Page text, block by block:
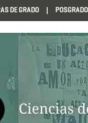
DE GRADO POSGRADO